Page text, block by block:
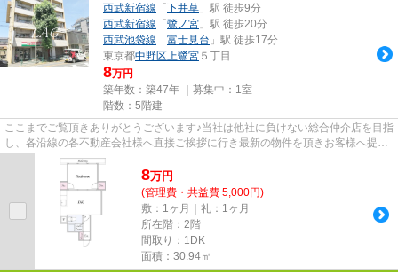
西武新宿線 「 下井草 」駅 徒歩9分
西武新宿線 「 鷺ノ宮 」駅 徒歩20分
西武池袋線 「 富士見台 」駅 徒歩17分
東京都中野区上鷺宮 ５丁目
8万円
築年数：築47年 ｜募集中： 1室
階数：5階建
ここまでご覧頂きありがとうございます♪当社は他社に負けない総合仲介店を目指
し、各沿線の各不動産会社様へ直接ご挨拶に行き最新の物件を頂きお客様へ提供
しております！最新の情報は...
8万円
(管理費・共益費 5,000円)
敷：1ヶ月｜礼：1ヶ月
所在階：2階
間取り：1DK
面積：30.94㎡